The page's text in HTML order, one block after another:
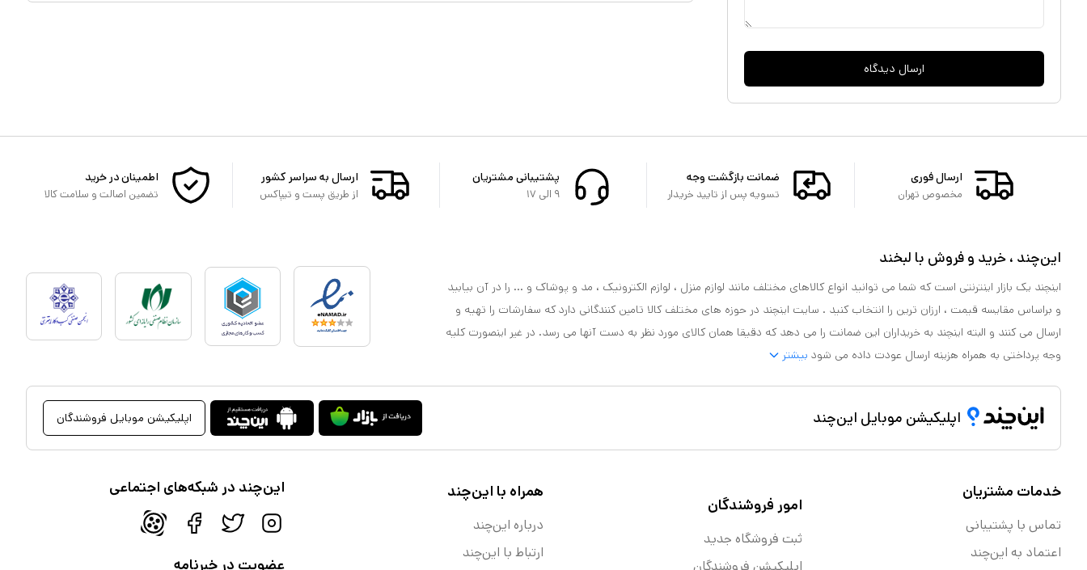
ارسال دیدگاه
ارسال فوری
مخصوص تهران
ضمانت بازگشت وجه
تسویه پس از تایید خریدار
پشتیبانی مشتریان
۹ الی ۱۷
ارسال به سراسر کشور
از طریق پست و تیپاکس
اطمینان در خرید
تضمین اصالت و سلامت کالا
این‌چند ، خرید و فروش با لبخند
اینچند یک بازار اینترنتی است که شما می توانید انواع کالاهای مختلف مانند لوازم منزل ، لوازم الکترونیک ، مد و پوشاک و ... را در آن بیابید
و براساس مقایسه قیمت ، ارزان ترین را انتخاب کنید . سایت اینچند در حوزه های مختلف کالا تامین کنندگانی دارد که سفارشات را تهیه و
ارسال می کنند و البته اینچند به خریداران این ضمانت را می دهد که دقیقا همان کالای مورد نظر به دست آنها می رسد. در غیر اینصورت کلیه
وجه پرداختی به همراه هزینه ارسال عودت داده می شود بیشتر
اپلیکیشن موبایل این‌چند اپلیکیشن موبایل فروشندگان
خدمات مشتریان
تماس با پشتیبانی
اعتماد به این‌چند
امور فروشندگان
ثبت فروشگاه جدید
همراه با این‌چند
درباره این‌چند
ارتباط با این‌چند
این‌چند در شبکه‌های اجتماعی
عضویت در خبرنامه